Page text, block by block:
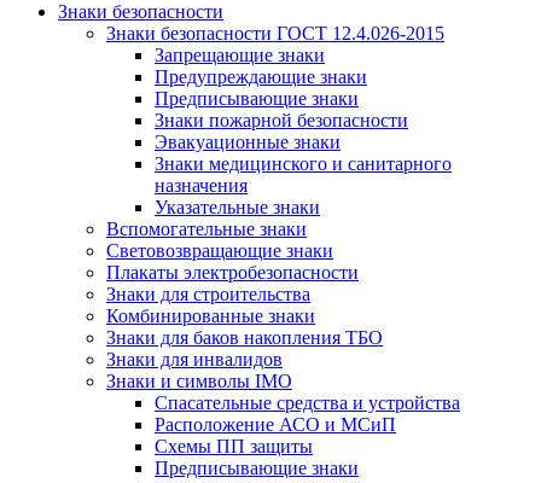
Знаки безопасности
Знаки безопасности ГОСТ 12.4.026-2015
Запрещающие знаки
Предупреждающие знаки
Предписывающие знаки
Знаки пожарной безопасности
Эвакуационные знаки
Знаки медицинского и санитарного
назначения
Указательные знаки
Вспомогательные знаки
Световозвращающие знаки
Плакаты электробезопасности
Знаки для строительства
Комбинированные знаки
Знаки для баков накопления ТБО
Знаки для инвалидов
Знаки и символы IMO
Спасательные средства и устройства
Расположение АСО и МСиП
Схемы ПП защиты
Предписывающие знаки